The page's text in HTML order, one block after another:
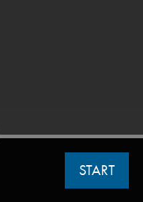
START